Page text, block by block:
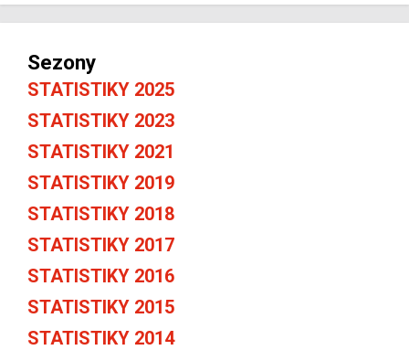
Sezony
STATISTIKY 2025
STATISTIKY 2023
STATISTIKY 2021
STATISTIKY 2019
STATISTIKY 2018
STATISTIKY 2017
STATISTIKY 2016
STATISTIKY 2015
STATISTIKY 2014